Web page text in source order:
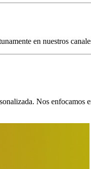
en nuestros
Nos enfocamos